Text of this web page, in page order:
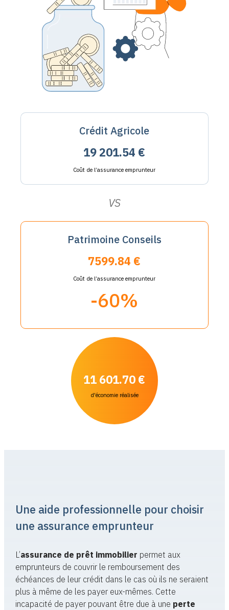
Crédit Agricole
19 201.54 €
Coût de l’assurance emprunteur
VS
Patrimoine Conseils
7599.84 €
Coût de l’assurance emprunteur
-60%
11 601.70 €
d'économie réalisée
Une aide professionnelle pour choisir
une assurance emprunteur
L’assurance de prêt immobilier permet aux
emprunteurs de couvrir le remboursement des
échéances de leur crédit dans le cas où ils ne seraient
plus à même de les payer eux-mêmes. Cette
incapacité de payer pouvant être due à une perte